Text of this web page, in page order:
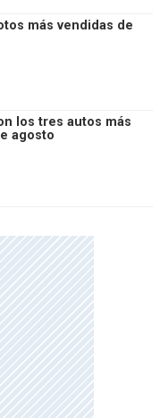
más vendidas de
los tres autos más
agosto